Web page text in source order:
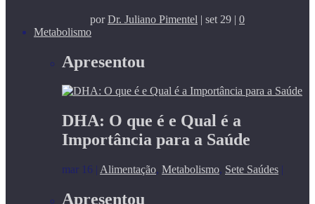
porDr. Juliano Pimentel | set 29 | 0
Metabolismo
Apresentou
DHA: O que é e Qual é a
Importância para a Saúde
mar 16 | Alimentação, Metabolismo, Sete Saúdes |
Apresentou